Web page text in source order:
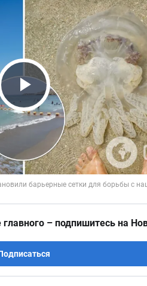
Play Video
– подпишитесь на